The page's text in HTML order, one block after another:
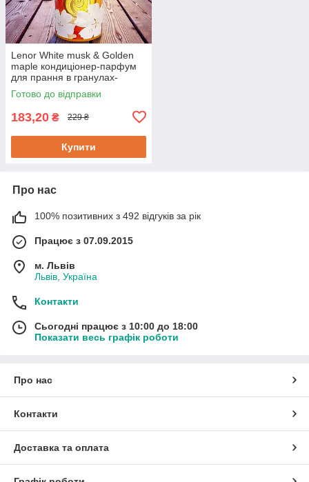
Lenor White musk & Golden
maple кондиціонер-парфум
для прання в гранулах-
перлинках 176 г
Готово до відправки
183,20 ₴ 229 ₴
Купити
Про нас
100% позитивних з 492 відгуків за рік
Працює з 07.09.2015
м. Львів
Львів, Україна
Контакти
Сьогодні працює з 10:00 до 18:00
Показати весь графік роботи
Про нас
Контакти
Доставка та оплата